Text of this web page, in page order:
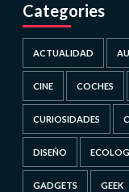
Categories
ACTUALIDAD
CINE COCHES
CURIOSIDADES
DISEÑO
GADGETS GEEK